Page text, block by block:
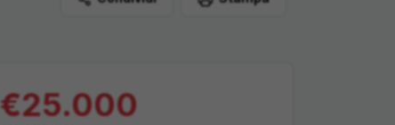
€25.000